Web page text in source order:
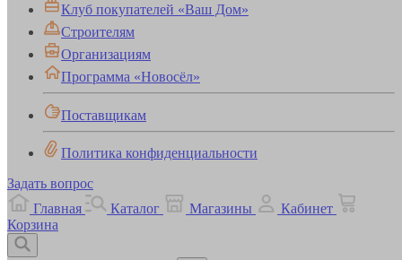
Клуб покупателей «Ваш Дом»
Строителям
Организациям
Программа «Новосёл»
Поставщикам
Политика конфиденциальности
Задать вопрос
Главная
Каталог Магазины
Кабинет
Корзина